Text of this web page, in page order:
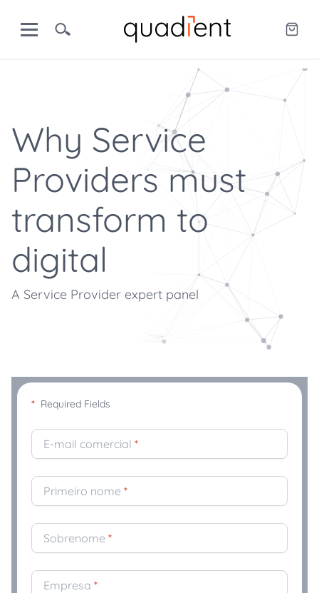
Why Service
Providers must
transform to
digital
A Service Provider expert panel
* Required Fields
E-mail comercial *
Primeiro nome *
Sobrenome *
Empresa *